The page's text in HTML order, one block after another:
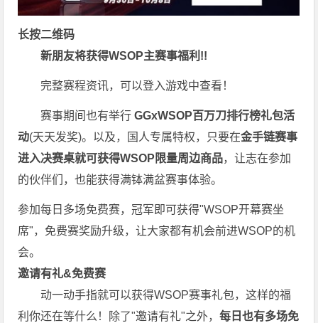
长按二维码
新朋友将获得WSOP主赛事福利!!
完整赛程资讯，可以登入游戏中查看！
赛事期间也有举行 GGxWSOP百万刀排行榜礼包活
动(天天发奖)。以及，国人专属特权，只要在金手链赛事
进入决赛桌就可获得WSOP限量周边商品，让志在参加
的伙伴们，也能获得满钵满盆赛事体验。
参加每日多场免费赛，冠军即可获得"WSOP开幕赛坐
席"，免费赛奖励升级，让大家都有机会前进WSOP的机
会。
邀请有礼&免费赛
动一动手指就可以获得WSOP赛事礼包，这样的福
利你还在等什么！除了"邀请有礼"之外，每 日也有多场免